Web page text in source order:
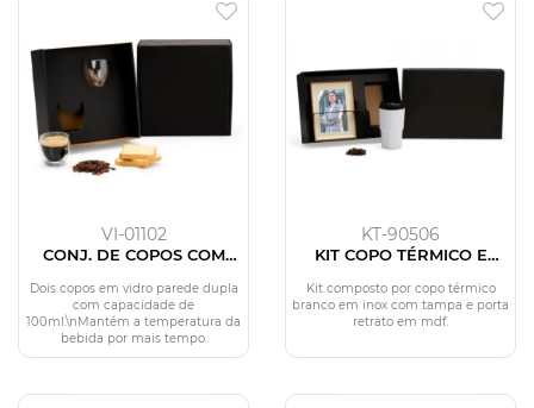
VI-01102
CONJ. DE COPOS COM
Dois copos em vidro parede dupla
com capacidade de
100ml.\nMantém a temperatura da
bebida por mais tempo.
KT-90506
KIT COPO TÉRMICO E
Kit composto por copo térmico
branco em inox com tampa e porta
retrato em mdf.